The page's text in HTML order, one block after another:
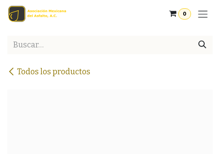
Ir al contenido
0
Todos los productos